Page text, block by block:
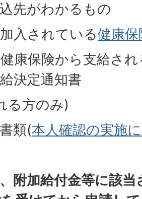
先がわかるもの
入されている健康
健康保険から支給さ
決定通知書
方のみ)
類(本人確認の実施
附加給付金等に該